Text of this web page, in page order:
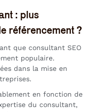
: plus
référencement ?
que consultant SEO
populaire.
dans la mise en
en fonction de
du consultant,